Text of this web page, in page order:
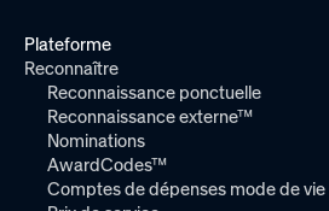
Plateforme
Reconnaître
Reconnaissance ponctuelle
Reconnaissance externe™
Nominations
AwardCodes™
Comptes de dépenses mode de vie